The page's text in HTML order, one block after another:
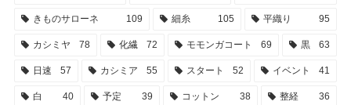
きものサローネ 109 細糸 105 平織り 95
カシミヤ 78 化繊 72 モモンガコート 69 黒 63
日速 57 カシミア 55 スタート 52 イベント 41
白 40 予定 39 コットン 38 整経 36